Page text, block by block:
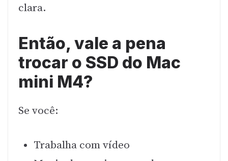
clara.
Então, vale a pena
trocar o SSD do Mac
mini M4?
Se você:
Trabalha com vídeo